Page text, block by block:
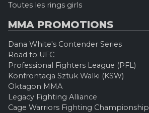
Toutes les rings girls
MMA PROMOTIONS
Dana White's Contender Series
Road to UFC
Professional Fighters League (PFL)
Konfrontacja Sztuk Walki (KSW)
Oktagon MMA
Legacy Fighting Alliance
Cage Warriors Fighting Championship